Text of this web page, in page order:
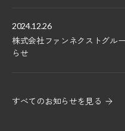
2024.12.26
株式会社ファンネクストグル
らせ
すべてのお知らせを見る